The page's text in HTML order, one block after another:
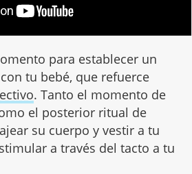
para establecer un
tu bebé, que refuerce
. Tanto el momento de
el posterior ritual de
su cuerpo y vestir a tu
a través del tacto a tu